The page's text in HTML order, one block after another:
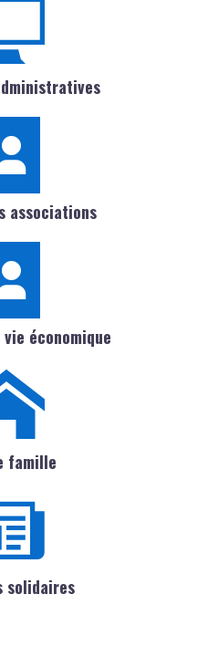
associations
économique
famille
solidaires